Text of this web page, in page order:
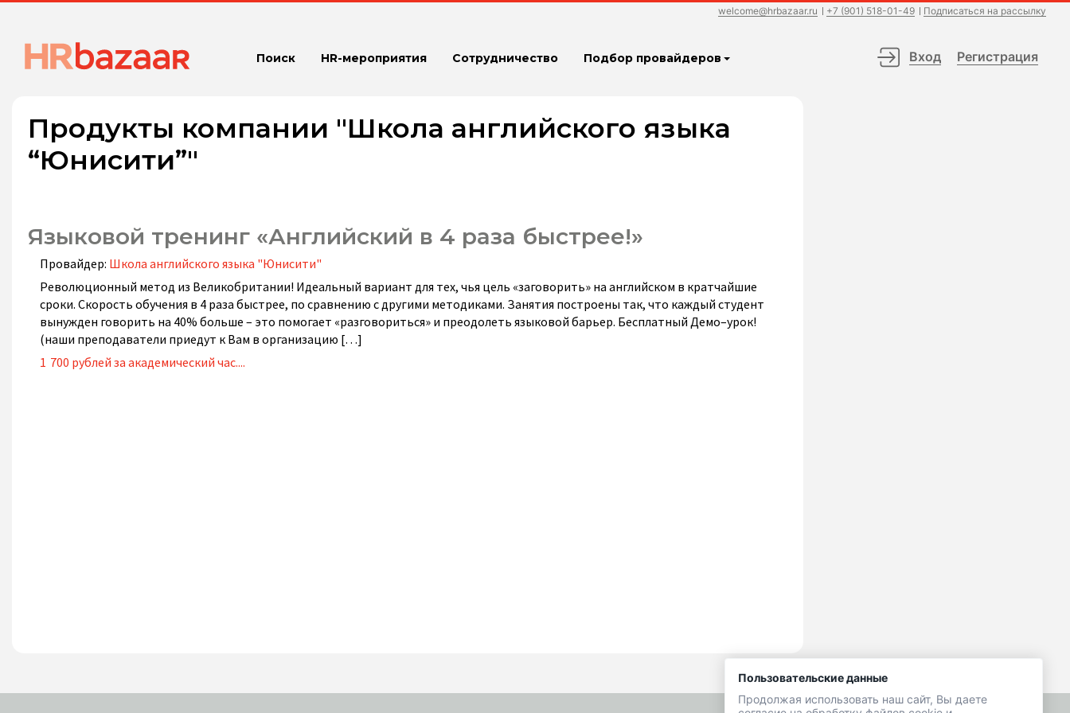
welcome@hrbazaar.ru +7 (901) 518-01-49 Подписаться на рассылку
Поиск HR-мероприятия Сотрудничество Подбор провайдеров Вход Регистрация
Продукты компании "Школа английского языка
“Юнисити”"
Языковой тренинг «Английский в 4 раза быстрее!»
Провайдер: Школа английского языка "Юнисити"
Революционный метод из Великобритании! Идеальный вариант для тех, чья цель «заговорить» на английском в кратчайшие
сроки. Скорость обучения в 4 раза быстрее, по сравнению с другими методиками. Занятия построены так, что каждый студент
вынужден говорить на 40% больше – это помогает «разговориться» и преодолеть языковой барьер. Бесплатный Демо–урок!
(наши преподаватели приедут к Вам в организацию […]
1 700 рублей за академический час....
Пользовательские данные
Продолжая использовать наш сайт, Вы даете